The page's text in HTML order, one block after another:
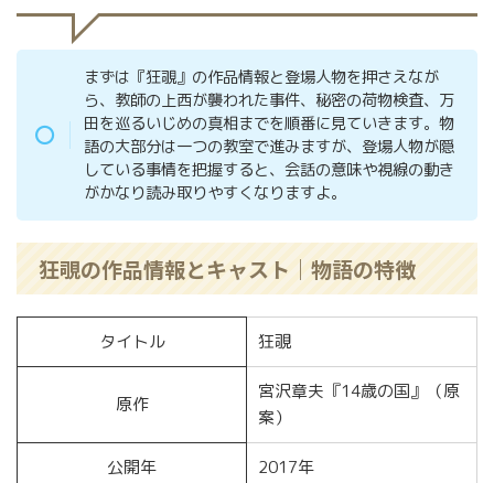
まずは『狂覗』の作品情報と登場人物を押さえなが
ら、教師の上西が襲われた事件、秘密の荷物検査、万
田を巡るいじめの真相までを順番に見ていきます。物
語の大部分は一つの教室で進みますが、登場人物が隠
している事情を把握すると、会話の意味や視線の動き
がかなり読み取りやすくなりますよ。
狂覗の作品情報とキャスト｜物語の特徴
タイトル 狂覗
原作
宮沢章夫『14歳の国』（原
案）
公開年 2017年